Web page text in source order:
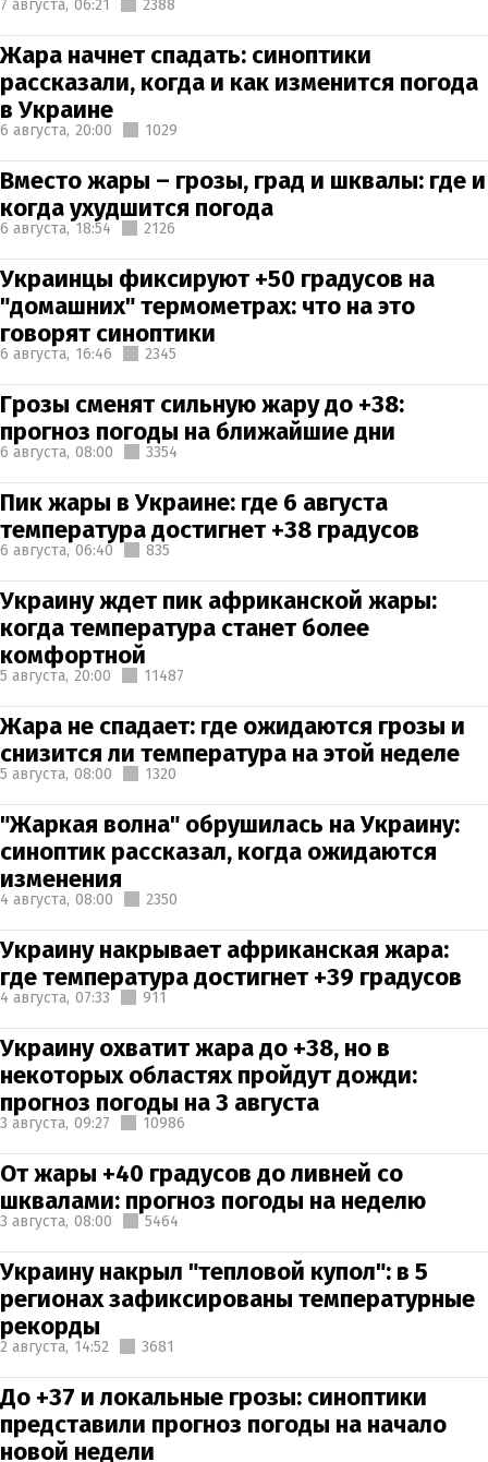
7 августа, 06:21 2388
Жара начнет спадать: синоптики
рассказали, когда и как изменится погода
в Украине
6 августа, 20:00 1029
Вместо жары – грозы, град и шквалы: где и
когда ухудшится погода
6 августа, 18:54 2126
Украинцы фиксируют +50 градусов на
"домашних" термометрах: что на это
говорят синоптики
6 августа, 16:46 2345
Грозы сменят сильную жару до +38:
прогноз погоды на ближайшие дни
6 августа, 08:00 3354
Пик жары в Украине: где 6 августа
температура достигнет +38 градусов
6 августа, 06:40 835
Украину ждет пик африканской жары:
когда температура станет более
комфортной
5 августа, 20:00 11487
Жара не спадает: где ожидаются грозы и
снизится ли температура на этой неделе
5 августа, 08:00 1320
"Жаркая волна" обрушилась на Украину:
синоптик рассказал, когда ожидаются
изменения
4 августа, 08:00 2350
Украину накрывает африканская жара:
где температура достигнет +39 градусов
4 августа, 07:33 911
Украину охватит жара до +38, но в
некоторых областях пройдут дожди:
прогноз погоды на 3 августа
3 августа, 09:27 10986
От жары +40 градусов до ливней со
шквалами: прогноз погоды на неделю
3 августа, 08:00 5464
Украину накрыл "тепловой купол": в 5
регионах зафиксированы температурные
рекорды
2 августа, 14:52 3681
До +37 и локальные грозы: синоптики
представили прогноз погоды на начало
новой недели